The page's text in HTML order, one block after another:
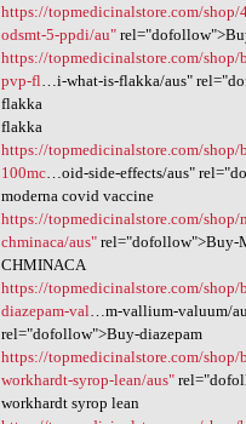
https://topmedicinalstore.com/shop/
odsmt-5-ppdi/au"
https://topmedicinalstore.com/shop/
pvp-fl…i-what-is-flakka/aus"
flakka
flakka
https://topmedicinalstore.com/shop/
100mc…oid-side-effects/aus"
moderna covid vaccine
https://topmedicinalstore.com/shop/
chminaca/aus"rel="dofollow">Buy-
CHMINACA
https://topmedicinalstore.com/shop/
diazepam-val…m-vallium-valuum/
rel="dofollow">Buy-diazepam
https://topmedicinalstore.com/shop/
workhardt-syrop-lean/aus"
workhardt syrop lean